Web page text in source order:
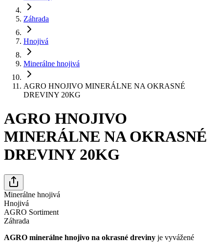
Záhrada
Hnojivá
Minerálne hnojivá
AGRO HNOJIVO MINERÁLNE NA OKRASNÉ
DREVINY 20KG
AGRO HNOJIVO
MINERÁLNE NA OKRASNÉ
DREVINY 20KG
Minerálne hnojivá
Hnojivá
AGRO Sortiment
Záhrada
AGRO minerálne hnojivo na okrasné dreviny je vyvážené